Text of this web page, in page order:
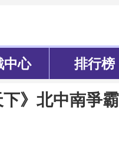
中心 排行榜
下》北中南爭